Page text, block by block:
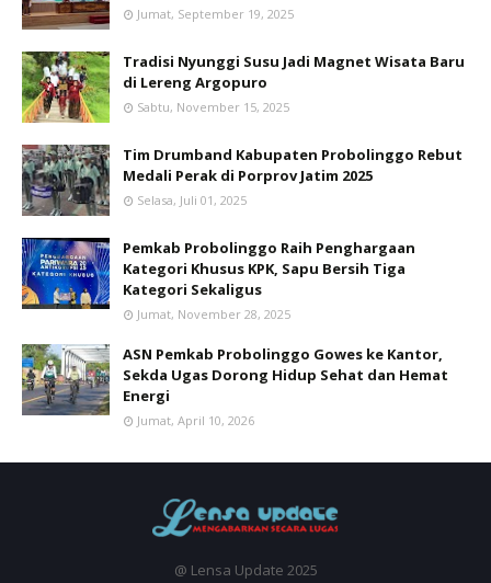
Jumat, September 19, 2025
Tradisi Nyunggi Susu Jadi Magnet Wisata Baru
di Lereng Argopuro
Sabtu, November 15, 2025
Tim Drumband Kabupaten Probolinggo Rebut
Medali Perak di Porprov Jatim 2025
Selasa, Juli 01, 2025
Pemkab Probolinggo Raih Penghargaan
Kategori Khusus KPK, Sapu Bersih Tiga
Kategori Sekaligus
Jumat, November 28, 2025
ASN Pemkab Probolinggo Gowes ke Kantor,
Sekda Ugas Dorong Hidup Sehat dan Hemat
Energi
Jumat, April 10, 2026
@ Lensa Update 2025